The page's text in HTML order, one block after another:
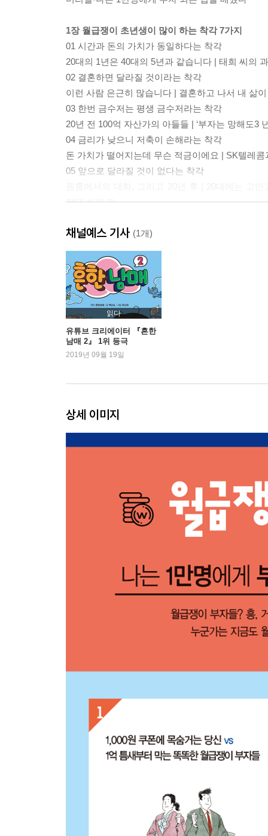
1장 월급쟁이 초년생이 많이 하는 착각 7가지
01 시간과 돈의 가치가 동일하다는 착각
20대의 1년은 40대의 5년과 같습니다 | 태희 씨의
02 결혼하면 달라질 것이라는 착각
이런 사람 은근히 많습니다 | 결혼하고 나서 내 삶
03 한번 금수저는 평생 금수저라는 착각
20년 전 100억 자산가의 아들들 | ‘부자는 망해도3
04 금리가 낮으니 저축이 손해라는 착각
돈 가치가 떨어지는데 무슨 적금이에요 | SK텔레
05 앞으로 달라질 것이 없다는 착각
정태 씨의 말
매월 60만원을 미래에 투자하는 익현 씨 | 적금으
07 부자가 되고 싶다는 청년에게
2장 월급쟁이 맞춤형 목돈마련 시스템은 따로 있다
01 종잣돈 모을 때는 버티면 이깁니다
만기까지 유지만 해도 목돈은 무조건 만들어집니
02 시작부터 다른 월급쟁이 부자들의 통장 관리법
월급통장부터 정리해봅시다 | 지출통장은 이렇
저축률을 높이는 단계적 통장 활용법 | 적금통장,
입사 3년 세영 씨가 5,000만원 모은 비결 | 적금통
05 이름표를 붙여, 내 통장에!
살아보니 토끼보다 꾸준한 거북이가 빠릅니다
07 적금/예금/보험 안 깨는 법
나영 씨의 적금통장 쪼개기 | 나영 씨의 예금통장
정말 저축보다 빚 갚는 게 먼저일까요 | 목표 하
병렬적으로 모아야 합니다
02 부부 수입 각자 관리 VS 공동관리, 뭐가 더 좋을
남편 통장 지출 따로, 내 통장 지출 따로 | 남편(
아끼지 않습니다 | 지출 항목만 보아도 가족의 미
“사시면 얼마나 사신다고, 너 이기적이다” | 노후
누구나 하는 생각, 그러나 균형잡기가 힘듭니다
씨는 왜 사교육비 절약통장을 만들었을까요 | 온
05 부모님의 빚에 쪼들리는 분들에게
부모님 빚에 대처하는 요령
06 돈 빌리는 기술, 돈 빌려주는 기술
4장 월급쟁이 30대가 많이 하는 착각 8가지
01 시간이 지나면 여유가 생길 것이라는 착각
채널예스 기사 (1개)
읽다
유튜브 크리에이터 『흔한
남매 2』 1위 등극
2019년 09월 19일
상세 이미지